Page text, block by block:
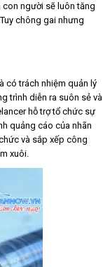
con người sẽ luôn tăng
chông gai nhưng
có trách nhiệm quản lý
trình diễn ra suôn sẻ và
hỗ trợ tổ chức sự
quảng cáo của nhãn
và sắp xếp công
xuôi.